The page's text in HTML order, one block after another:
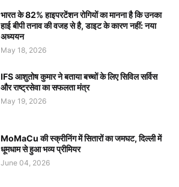
भारत के 82% हाइपरटेंशन रोगियों का मानना है कि उनका
हाई बीपी तनाव की वजह से है, डाइट के कारण नहीं: नया
अध्ययन
May 18, 2026
IFS आशुतोष कुमार ने बताया बच्चों के लिए सिविल सर्विस
और राष्ट्रसेवा का सफलता मंत्र
May 19, 2026
MoMaCu की स्क्रीनिंग में सितारों का जमघट, दिल्ली में
धूमधाम से हुआ भव्य प्रीमियर
June 04, 2026